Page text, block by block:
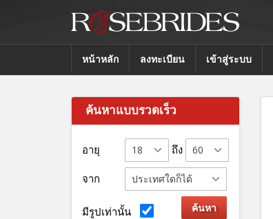
หน้าหลัก ลงทะเบียน เข้าสู่ระบบ
ค้นหาแบบรวดเร็ว
อายุ ถึง
จาก
มีรูปเท่านั้น